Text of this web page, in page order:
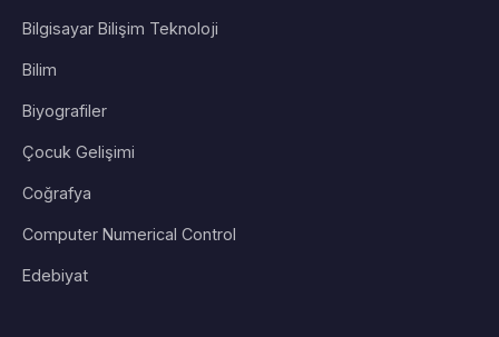
Bilgisayar Bilişim Teknoloji
Bilim
Biyografiler
Çocuk Gelişimi
Coğrafya
Computer Numerical Control
Edebiyat